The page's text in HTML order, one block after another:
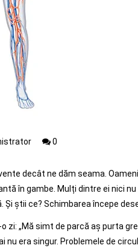
0
decât ne dăm seama.
în gambe. Mulți dintre ei nici
Și știi ce? Schimbarea începe
zi: „Mă simt de parcă aș purta
nu era singur. Problemele de